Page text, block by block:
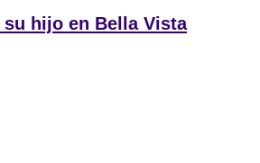
hijo en Bella Vista